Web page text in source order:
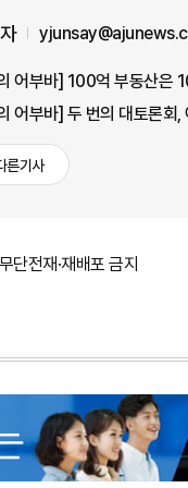
어부바] 100억 부동산은
어부바] 두 번의 대토론회
른기사
단전재·재배포 금지